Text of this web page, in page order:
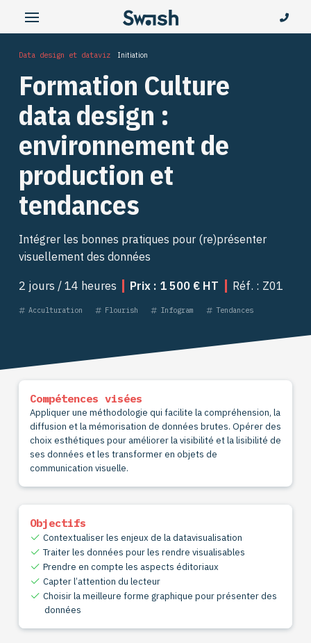
Data design et dataviz Initiation
Formation Culture
data design :
environnement de
production et
tendances
Intégrer les bonnes pratiques pour (re)présenter
visuellement des données
2 jours / 14 heures Prix : 1 500 € HT Réf. : Z01
Acculturation Flourish Infogram Tendances
Compétences visées
Appliquer une méthodologie qui facilite la compréhension, la
diffusion et la mémorisation de données brutes. Opérer des
choix esthétiques pour améliorer la visibilité et la lisibilité de
ses données et les transformer en objets de
communication visuelle.
Objectifs
Contextualiser les enjeux de la datavisualisation
Traiter les données pour les rendre visualisables
Prendre en compte les aspects éditoriaux
Capter l’attention du lecteur
Choisir la meilleure forme graphique pour présenter des
données